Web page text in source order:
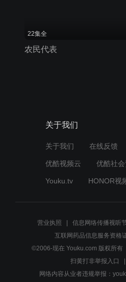
22集全
农民代表
关于我们
关于我们 在线反馈
优酷视频云 优酷社
Youku.tv HONOR视
营业执照 信息网络传播视听
互联网药品信息服务资格
©2006-现在 Youku.com 版权所有
扫黄打非举报入口
网络内容从业者违规举报：